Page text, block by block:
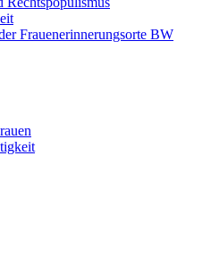
Frauenerinnerungsorte BW